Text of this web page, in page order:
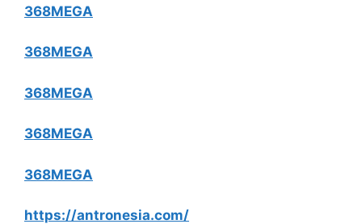
368MEGA
368MEGA
368MEGA
368MEGA
368MEGA
https://antronesia.com/